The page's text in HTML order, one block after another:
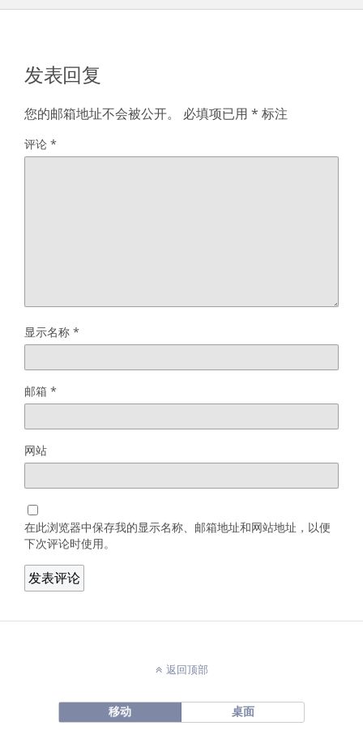
发表回复
您的邮箱地址不会被公开。 必填项已用 * 标注
评论 *
显示名称 *
邮箱 *
网站
在此浏览器中保存我的显示名称、邮箱地址和网站地址，以便
下次评论时使用。
返回顶部
移动 桌面